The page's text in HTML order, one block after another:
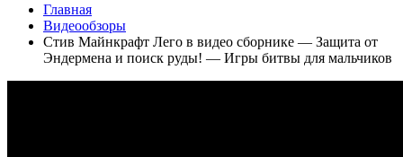
Главная
Видеообзоры
Стив Майнкрафт Лего в видео сборнике — Защита от
Эндермена и поиск руды! — Игры битвы для мальчиков